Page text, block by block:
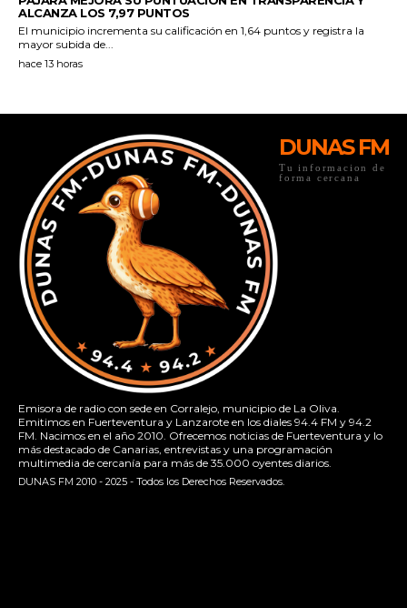
DUNAS FM
Tu informacion de
forma cercana
Emisora de radio con sede en Corralejo, municipio de La Oliva.
Emitimos en Fuerteventura y Lanzarote en los diales 94.4 FM y 94.2
FM. Nacimos en el año 2010. Ofrecemos noticias de Fuerteventura y lo
más destacado de Canarias, entrevistas y una programación
multimedia de cercanía para más de 35.000 oyentes diarios.
DUNAS FM 2010 - 2025 - Todos los Derechos Reservados.